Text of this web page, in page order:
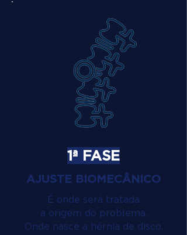
1ª FASE
AJUSTE BIOMECÂNICO
É onde será tratada
a origem do problema.
Onde nasce a hérnia de disco.